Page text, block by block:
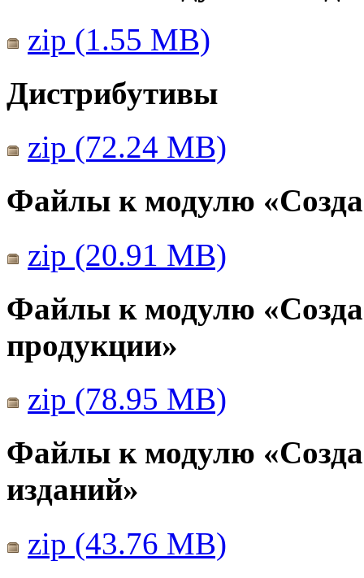
zip (1.55 MB)
Дистрибутивы
zip (72.24 MB)
Файлы к модулю
zip (20.91 MB)
Файлы к модулю
продукции»
zip (78.95 MB)
Файлы к модулю
изданий»
zip (43.76 MB)